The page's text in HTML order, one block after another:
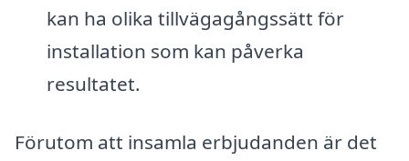
kan ha olika tillvägagångssätt för
installation som kan påverka
resultatet.
Förutom att insamla erbjudanden är det